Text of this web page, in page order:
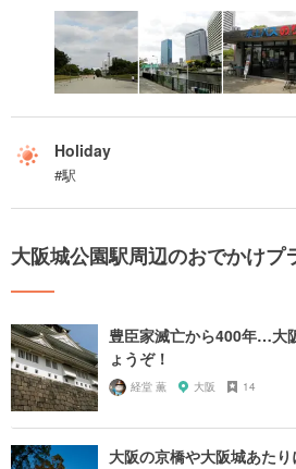
Holiday
#駅
大阪城公園駅周辺のおでかけプ
豊臣家滅亡から400年…大
ょうぞ！
経堂 薫 大阪 14
大阪の京橋や大阪城あた